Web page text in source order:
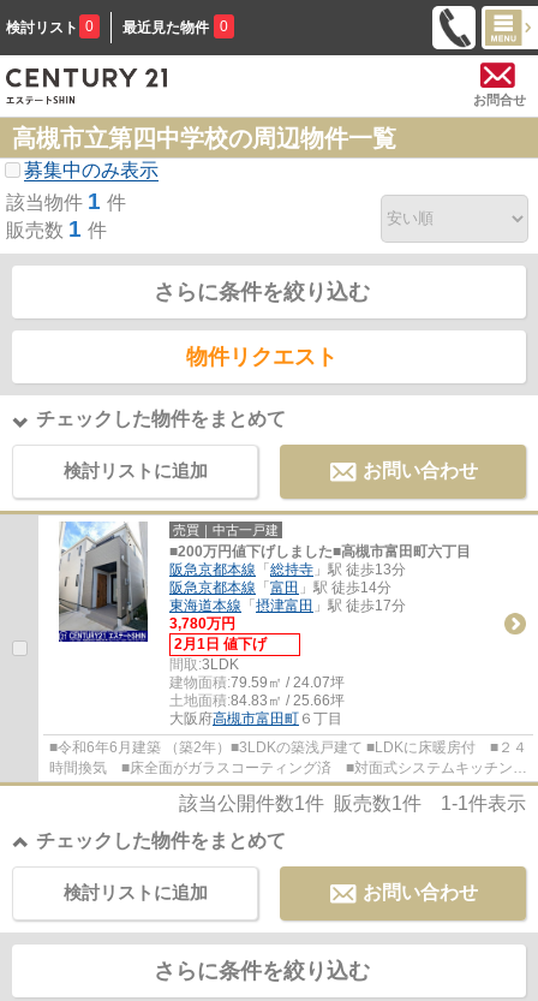
検討リスト 0 最近見た物件 0
お問合せ
高槻市立第四中学校の周辺物件一覧
募集中のみ表示
該当物件 1 件
販売数 1 件
さらに条件を絞り込む
物件リクエスト
チェックした物件をまとめて
検討リストに追加 お問い合わせ
売買｜中古一戸建
■200万円値下げしました■高槻市富田町六丁目
阪急京都本線 「 総持寺 」駅 徒歩13分
阪急京都本線 「 富田 」駅 徒歩14分
東海道本線 「 摂津富田 」駅 徒歩17分
3,780万円
2月1日 値下げ
間取:3LDK
建物面積:79.59㎡ / 24.07坪
土地面積:84.83㎡ / 25.66坪
大阪府高槻市富田町 ６丁目
■令和6年6月建築 （築2年）■3LDKの築浅戸建て ■LDKに床暖房付 ■２４
時間換気 ■床全面がガラスコーティング済 ■対面式システムキッチン
■トイレ２ヶ所 ■阪急京都線「総持寺」駅徒歩...
該当公開件数1件 販売数1件 1-1件表示
チェックした物件をまとめて
お問い合わせ
検討リストに追加
さらに条件を絞り込む